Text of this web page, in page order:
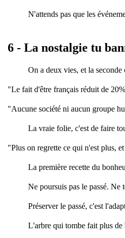
N'attends pas que les
6 - La nostalgie tu
On a deux vies, et la
"Le fait d'être français réduit de
"Aucune société ni aucun groupe
La vraie folie, c'est de faire
"Plus on regrette ce qui n'est plus,
La première recette du
Ne poursuis pas le passé.
Préserver le passé, c'est
L'arbre qui tombe fait plus